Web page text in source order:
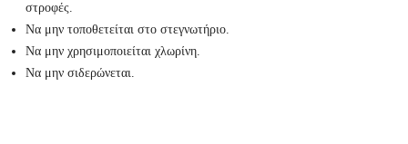
στροφές.
Να μην τοποθετείται στο στεγνωτήριο.
Να μην χρησιμοποιείται χλωρίνη.
Να μην σιδερώνεται.